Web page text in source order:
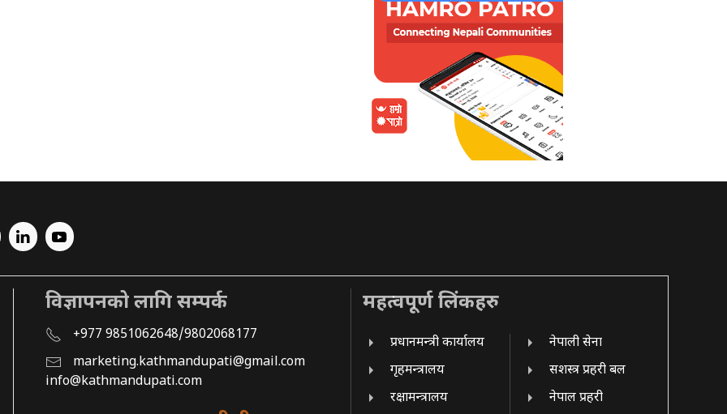
विज्ञापनको लागि सम्पर्क
+977 9851062648/9802068177
marketing.kathmandupati@gmail.com
info@kathmandupati.com
महत्वपूर्ण लिंकहरु
प्रधानमन्त्री कार्यालय
गृहमन्त्रालय
रक्षामन्त्रालय
नेपाली सेना
सशस्त्र प्रहरी बल
नेपाल प्रहरी